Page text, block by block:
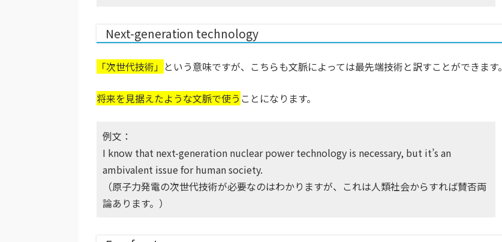
Next-generation technology
「次世代技術」 という意味ですが、こちらも文脈によっては最先端技術と訳すことができます。
将来を見据えたような文脈で使う ことになります。
例文：
I know that next-generation nuclear power technology is necessary, but it’s an
ambivalent issue for human society.
（原子力発電の次世代技術が必要なのはわかりますが、これは人類社会からすれば賛否両
論あります。）